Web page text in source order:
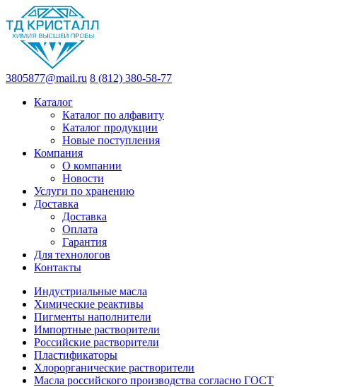
3805877@mail.ru 8 (812) 380-58-77
Каталог
Каталог по алфавиту
Каталог продукции
Новые поступления
Компания
О компании
Новости
Услуги по хранению
Доставка
Доставка
Оплата
Гарантия
Для технологов
Контакты
Индустриальные масла
Химические реактивы
Пигменты наполнители
Импортные растворители
Российские растворители
Пластификаторы
Хлорорганические растворители
Масла российского производства согласно ГОСТ